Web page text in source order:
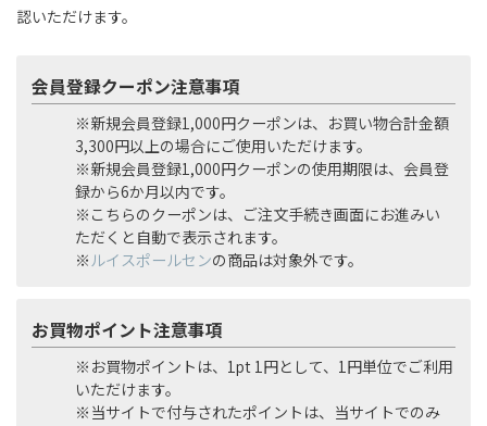
認いただけます。
会員登録クーポン注意事項
※新規会員登録1,000円クーポンは、お買い物合計金額
3,300円以上の場合にご使用いただけます。
※新規会員登録1,000円クーポンの使用期限は、会員登
録から6か月以内です。
※こちらのクーポンは、ご注文手続き画面にお進みい
ただくと自動で表示されます。
※ ルイスポールセンの商品は対象外です。
お買物ポイント注意事項
※お買物ポイントは、1pt 1円として、1円単位でご利用
いただけます。
※当サイトで付与されたポイントは、当サイトでのみ